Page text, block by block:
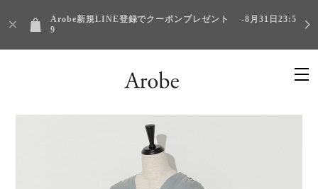
Arobe新規LINE登録でクーポンプレゼント -8月31日23:5
9